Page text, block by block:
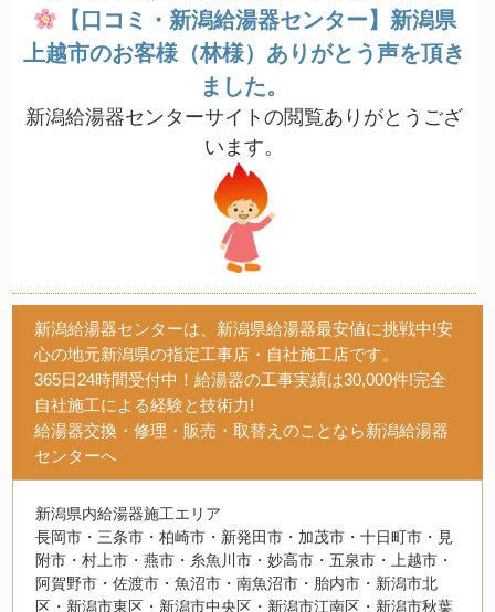
【口コミ・新潟給湯器センター】新潟県
上越市のお客様（林様）ありがとう声を頂き
ました。
新潟給湯器センターサイトの閲覧ありがとうござ
います。
新潟給湯器センターは、新潟県給湯器最安値に挑戦中!安
心の地元新潟県の指定工事店・自社施工店です。
365日24時間受付中！給湯器の工事実績は30,000件!完全
自社施工による経験と技術力!
給湯器交換・修理・販売・取替えのことなら新潟給湯器
センターへ
新潟県内給湯器施工エリア
長岡市・三条市・柏崎市・新発田市・加茂市・十日町市・見
附市・村上市・燕市・糸魚川市・妙高市・五泉市・上越市・
阿賀野市・佐渡市・魚沼市・南魚沼市・胎内市・新潟市北
区・新潟市東区・新潟市中央区・新潟市江南区・新潟市秋葉